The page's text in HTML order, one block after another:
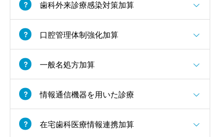
歯科外来診療感染対策加算
口腔管理体制強化加算
一般名処方加算
情報通信機器を用いた診療
在宅歯科医療情報連携加算